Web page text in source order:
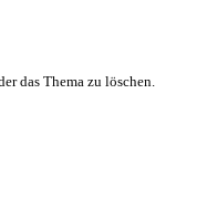
das Thema zu löschen.